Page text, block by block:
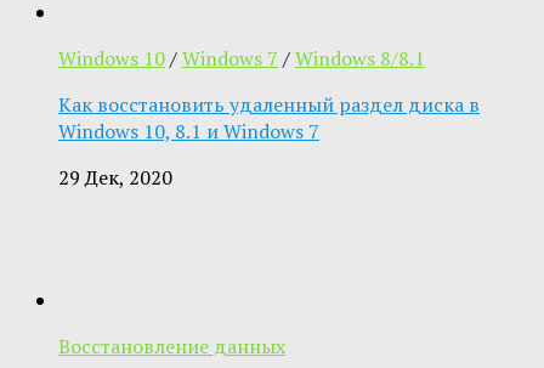
Windows 10/Windows 7 /Windows 8/8.1
Как восстановить удаленный раздел диска в
Windows 10, 8.1 и Windows 7
29 Дек, 2020
Восстановление данных